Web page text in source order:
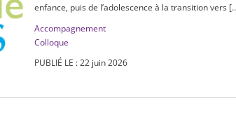
enfance, puis de l’adolescence à la transition vers
Accompagnement
Colloque
PUBLIÉ LE : 22 juin 2026